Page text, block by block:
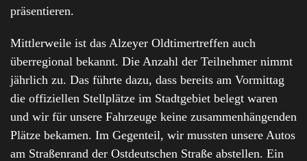
präsentieren.
Mittlerweile ist das Alzeyer Oldtimertreffen auch
überregional bekannt. Die Anzahl der Teilnehmer nimmt
jährlich zu. Das führte dazu, dass bereits am Vormittag
die offiziellen Stellplätze im Stadtgebiet belegt waren
und wir für unsere Fahrzeuge keine zusammenhängenden
Plätze bekamen. Im Gegenteil, wir mussten unsere Autos
am Straßenrand der Ostdeutschen Straße abstellen. Ein